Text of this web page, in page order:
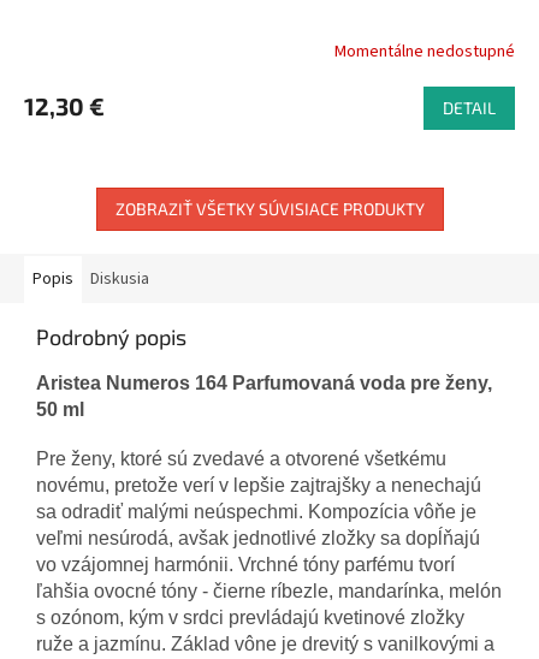
Momentálne nedostupné
12,30 € DETAIL
ZOBRAZIŤ VŠETKY SÚVISIACE PRODUKTY
Popis Diskusia
Podrobný popis
Aristea Numeros 164 Parfumovaná voda pre ženy,
50 ml
Pre ženy, ktoré sú zvedavé a otvorené všetkému
novému, pretože verí v lepšie zajtrajšky a nenechajú
sa odradiť malými neúspechmi. Kompozícia vôňe je
veľmi nesúrodá, avšak jednotlivé zložky sa dopĺňajú
vo vzájomnej harmónii. Vrchné tóny parfému tvorí
ľahšia ovocné tóny - čierne ríbezle, mandarínka, melón
s ozónom, kým v srdci prevládajú kvetinové zložky
ruže a jazmínu. Základ vône je drevitý s vanilkovými a